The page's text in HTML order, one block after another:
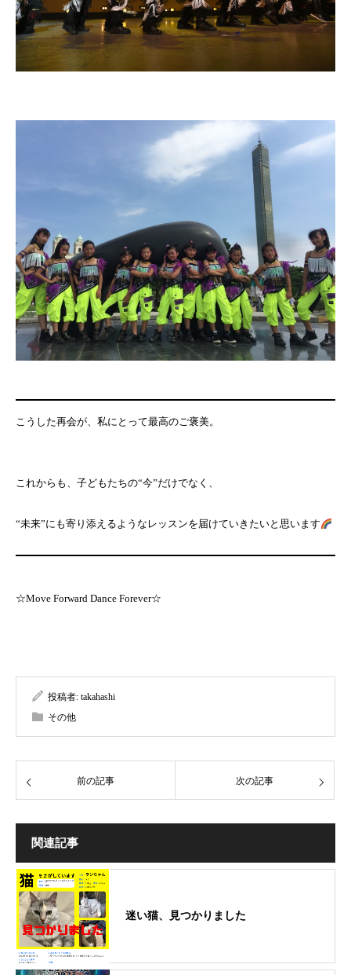
こうした再会が、私にとって最高のご褒美。
これからも、子どもたちの“今”だけでなく、
“未来”にも寄り添えるようなレッスンを届けていきたいと思います
☆Move Forward Dance Forever☆
投稿者: takahashi
その他
前の記事 次の記事
関連記事
迷い猫、見つかりました